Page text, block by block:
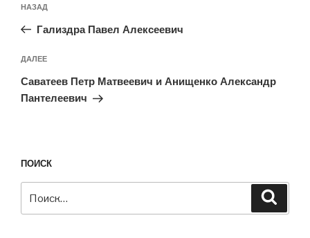
по
записям
Предыдущая
запись:
НАЗАД
Гализдра Павел Алексеевич
Следующая
запись
ДАЛЕЕ
Саватеев Петр Матвеевич и Анищенко Александр
Пантелеевич
ПОИСК